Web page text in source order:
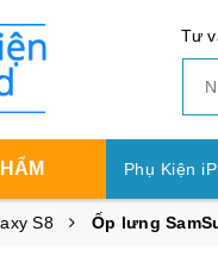
Tư
Phụ Kiện
Phụ Kiện
S8 Ốp lưng